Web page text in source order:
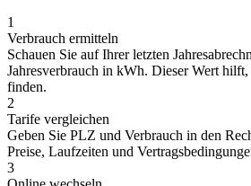
1
Verbrauch ermitteln
Schauen Sie auf Ihrer letzten
Jahresverbrauch in kWh. Dieser Wert
finden.
2
Tarife vergleichen
Geben Sie PLZ und Verbrauch in den
Preise, Laufzeiten und
3